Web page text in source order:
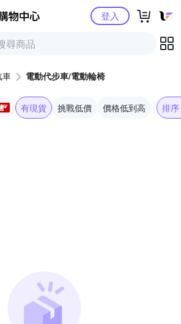
Yahoo購物中心登入
車 電動代步車/電動輪椅
有現貨 挑戰低價 價格低到高 排序